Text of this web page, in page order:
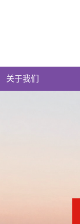
关于我们